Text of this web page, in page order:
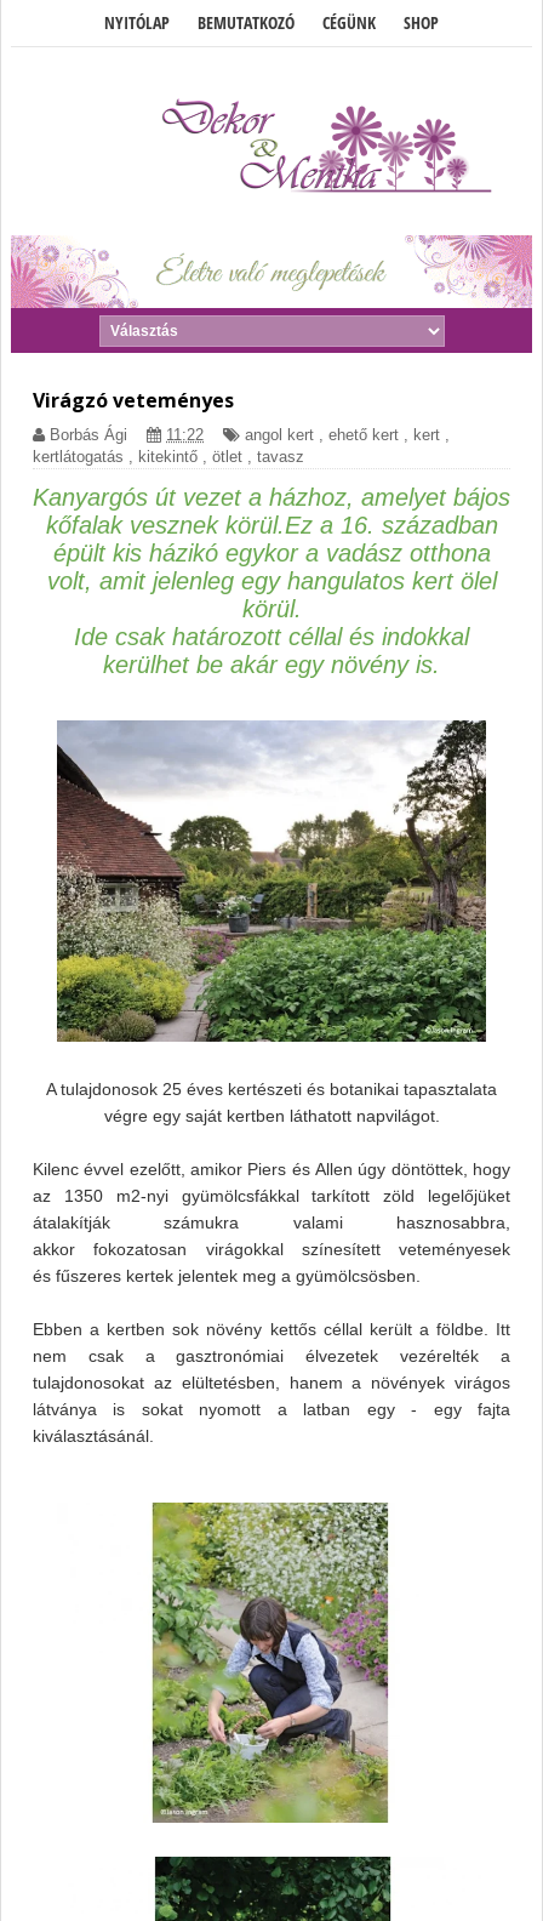
NYITÓLAP BEMUTATKOZÓ CÉGÜNK SHOP
Virágzó veteményes
Borbás Ági 11:22 angol kert , ehető kert , kert ,
kertlátogatás , kitekintő , ötlet , tavasz
Kanyargós út vezet a házhoz, amelyet bájos
kőfalak vesznek körül.Ez a 16. században
épült kis házikó egykor a vadász otthona
volt, amit jelenleg egy hangulatos kert ölel
körül.
Ide csak határozott céllal és indokkal
kerülhet be akár egy növény is.
A tulajdonosok 25 éves kertészeti és botanikai tapasztalata
végre egy saját kertben láthatott napvilágot.
Kilenc évvel ezelőtt, amikor Piers és Allen úgy döntöttek, hogy
az 1350 m2-nyi gyümölcsfákkal tarkított zöld legelőjüket
átalakítják számukra valami hasznosabbra,
akkor fokozatosan virágokkal színesített veteményesek
és fűszeres kertek jelentek meg a gyümölcsösben.
Ebben a kertben sok növény kettős céllal került a földbe. Itt
nem csak a gasztronómiai élvezetek vezérelték a
tulajdonosokat az elültetésben, hanem a növények virágos
látványa is sokat nyomott a latban egy - egy fajta
kiválasztásánál.